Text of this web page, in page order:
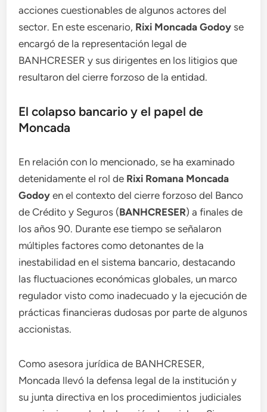
acciones cuestionables de algunos actores del
sector. En este escenario, Rixi Moncada Godoy se
encargó de la representación legal de
BANHCRESER y sus dirigentes en los litigios que
resultaron del cierre forzoso de la entidad.
El colapso bancario y el papel de
Moncada
En relación con lo mencionado, se ha examinado
detenidamente el rol de Rixi Romana Moncada
Godoy en el contexto del cierre forzoso del Banco
de Crédito y Seguros (BANHCRESER) a finales de
los años 90. Durante ese tiempo se señalaron
múltiples factores como detonantes de la
inestabilidad en el sistema bancario, destacando
las fluctuaciones económicas globales, un marco
regulador visto como inadecuado y la ejecución de
prácticas financieras dudosas por parte de algunos
accionistas.
Como asesora jurídica de BANHCRESER,
Moncada llevó la defensa legal de la institución y
su junta directiva en los procedimientos judiciales